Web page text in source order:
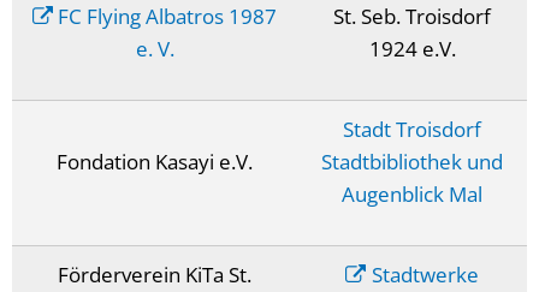
FC Flying Albatros 1987
e. V.
St. Seb. Troisdorf
1924 e.V.
Fondation Kasayi e.V.
Stadt Troisdorf
Stadtbibliothek und
Augenblick Mal
Förderverein KiTa St.
Stadtwerke